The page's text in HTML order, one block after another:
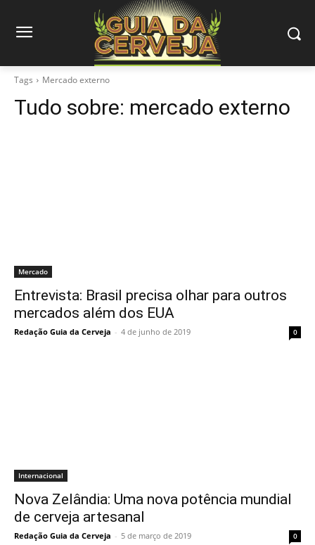
Tags Mercado externo
Tudo sobre: mercado externo
Mercado
Entrevista: Brasil precisa olhar para outros
mercados além dos EUA
Redação Guia da Cerveja - 4 de junho de 2019 0
Internacional
Nova Zelândia: Uma nova potência mundial
de cerveja artesanal
Redação Guia da Cerveja - 5 de março de 2019 0